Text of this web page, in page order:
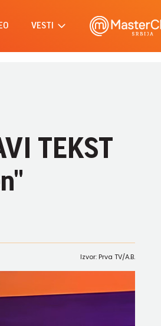
VESTI
TEKST
Izvor: Prva TV/A.B.